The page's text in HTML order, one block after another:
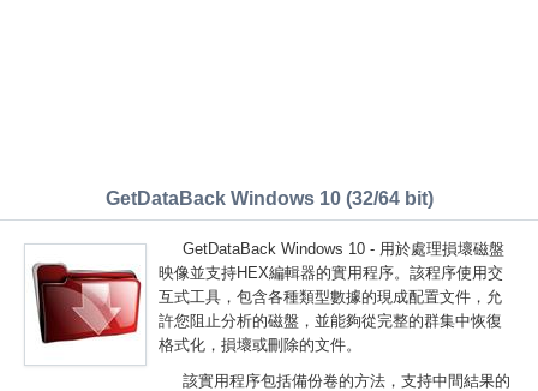
GetDataBack Windows 10 (32/64 bit)
GetDataBack Windows 10 - 用於處理損壞磁盤
映像並支持HEX編輯器的實用程序。該程序使用交
互式工具，包含各種類型數據的現成配置文件，允
許您阻止分析的磁盤，並能夠從完整的群集中恢復
格式化，損壞或刪除的文件。
該實用程序包括備份卷的方法，支持中間結果的